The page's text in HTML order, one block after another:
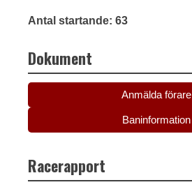
Antal startande: 63
Dokument
Anmälda förare
Baninformation
Racerapport